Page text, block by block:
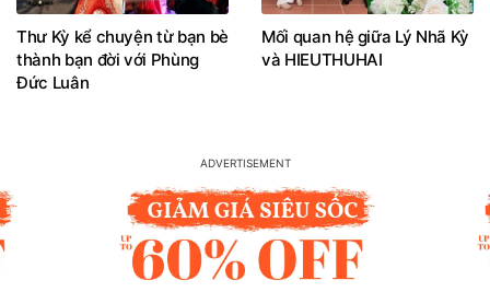
Thư Kỳ kể chuyện từ bạn bè
thành bạn đời với Phùng
Đức Luân
Mối quan hệ giữa Lý Nhã Kỳ
và HIEUTHUHAI